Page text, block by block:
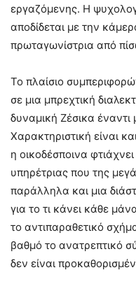
εργαζόμενης. Η
αποδίδεται με την
πρωταγωνίστρια από
Το πλαίσιο
σε μια μπρεχτική
δυναμική Ζέσικα
Χαρακτηριστική είναι
η οικοδέσποινα
υπηρέτριας που της
παράλληλα και μια
για το τι κάνει κάθε
το αντιπαραθετικό
βαθμό το ανατρεπτικό
δεν είναι